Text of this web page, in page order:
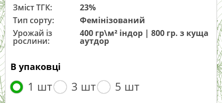
Зміст ТГК:
23%
Тип сорту:
Фемінізований
Урожай із
рослини:
400 гр\м² індор | 800 гр. з куща
аутдор
В упаковці
1 шт 3 шт 5 шт